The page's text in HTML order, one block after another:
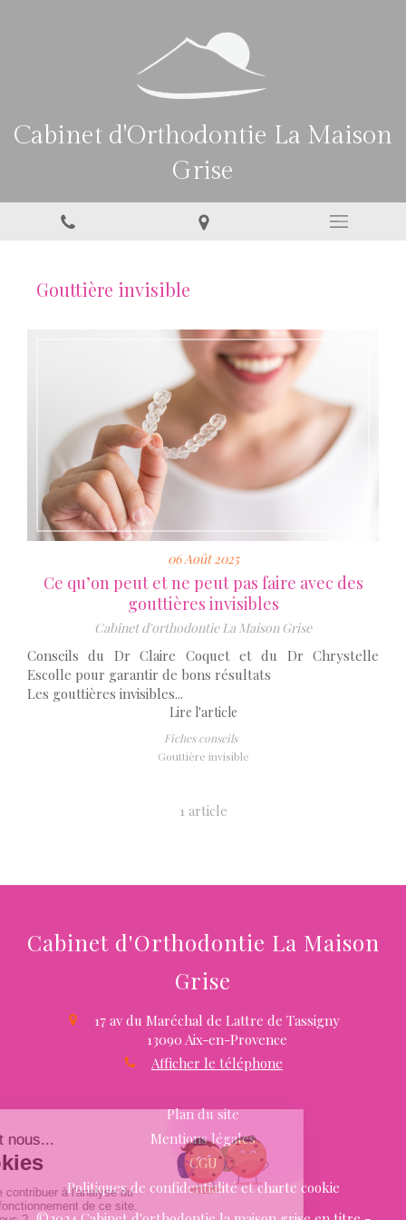
Cabinet d'Orthodontie La Maison
Grise
Gouttière invisible
06 Août 2025
Ce qu’on peut et ne peut pas faire avec des
gouttières invisibles
Cabinet d'orthodontie La Maison Grise
Conseils du Dr Claire Coquet et du Dr Chrystelle
Escolle pour garantir de bons résultats
Les gouttières invisibles...
Lire l'article
Fiches conseils
Gouttière invisible
1 article
Cabinet d'Orthodontie La Maison
Grise
17 av du Maréchal de Lattre de Tassigny
13090 Aix-en-Provence
Afficher le téléphone
Plan du site
Mentions légales
CGU
Politiques de confidentialité et charte cookie